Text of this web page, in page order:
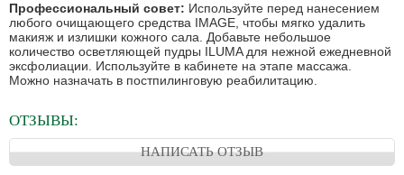
Профессиональный совет: Используйте перед нанесением
любого очищающего средства IMAGE, чтобы мягко удалить
макияж и излишки кожного сала. Добавьте небольшое
количество осветляющей пудры ILUMA для нежной ежедневной
эксфолиации. Используйте в кабинете на этапе массажа.
Можно назначать в постпилинговую реабилитацию.
ОТЗЫВЫ:
НАПИСАТЬ ОТЗЫВ